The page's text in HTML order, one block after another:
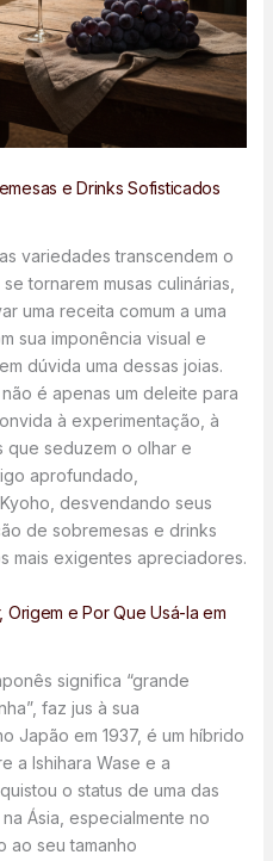
e Drinks Sofisticados
variedades transcendem o
tornarem musas culinárias,
uma receita comum a uma
sua imponência visual e
dúvida uma dessas joias.
é apenas um deleite para
à experimentação, à
seduzem o olhar e
aprofundado,
desvendando seus
de sobremesas e drinks
mais exigentes apreciadores.
Origem e Por Que Usá-la em
significa “grande
faz jus à sua
Japão em 1937, é um híbrido
a Ishihara Wase e a
o status de uma das
Ásia, especialmente no
ao seu tamanho